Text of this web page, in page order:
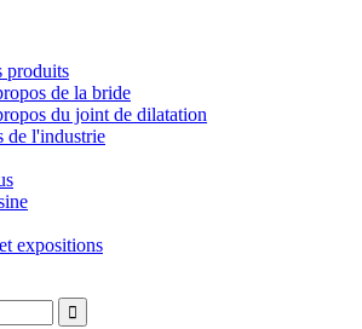
produits
de la bride
du joint de dilatation
de l'industrie
expositions